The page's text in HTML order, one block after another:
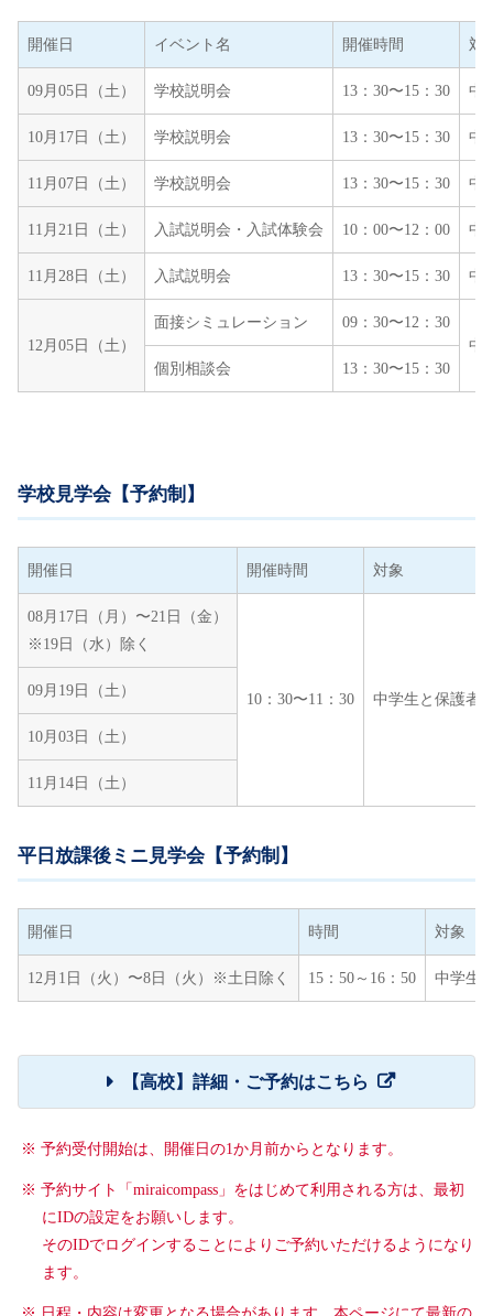
開催日 イベント名 開催時間 対
09月05日（土） 学校説明会 13：30〜15：30 中
10月17日（土） 学校説明会 13：30〜15：30 中
11月07日（土） 学校説明会 13：30〜15：30 中
11月21日（土） 入試説明会・入試体験会 10：00〜12：00 中
11月28日（土） 入試説明会 13：30〜15：30 中
12月05日（土）
面接シミュレーション
09：30〜12：30
中
個別相談会
13：30〜15：30
学校見学会【予約制】
開催日 開催時間 対象
08月17日（月）〜21日（金）
※19日（水）除く
10：30〜11：30 中学生と保護者
09月19日（土）
10月03日（土）
11月14日（土）
平日放課後ミニ見学会【予約制】
開催日 時間 対象
12月1日（火）〜8日（火）※土日除く 15：50～16：50 中学生
【高校】詳細・ご予約はこちら
※ 予約受付開始は、開催日の1か月前からとなります。
※ 予約サイト「miraicompass」をはじめて利用される方は、最初
にIDの設定をお願いします。
そのIDでログインすることによりご予約いただけるようになり
ます。